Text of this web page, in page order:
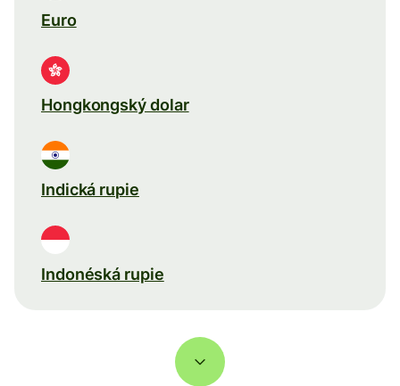
Euro
Hongkongský dolar
Indická rupie
Indonéská rupie